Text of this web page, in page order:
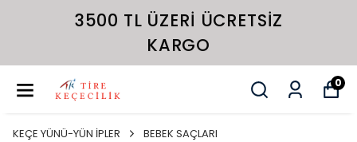
3500 TL ÜZERI ÜCRETSIZ
KARGO
0
KEÇE YÜNÜ-YÜN İPLER BEBEK SAÇLARI